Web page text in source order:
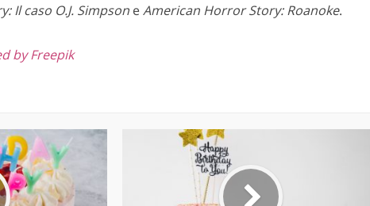
: Il caso O.J. SimpsoneAmerican Horror Story: Roanoke.
by Freepik